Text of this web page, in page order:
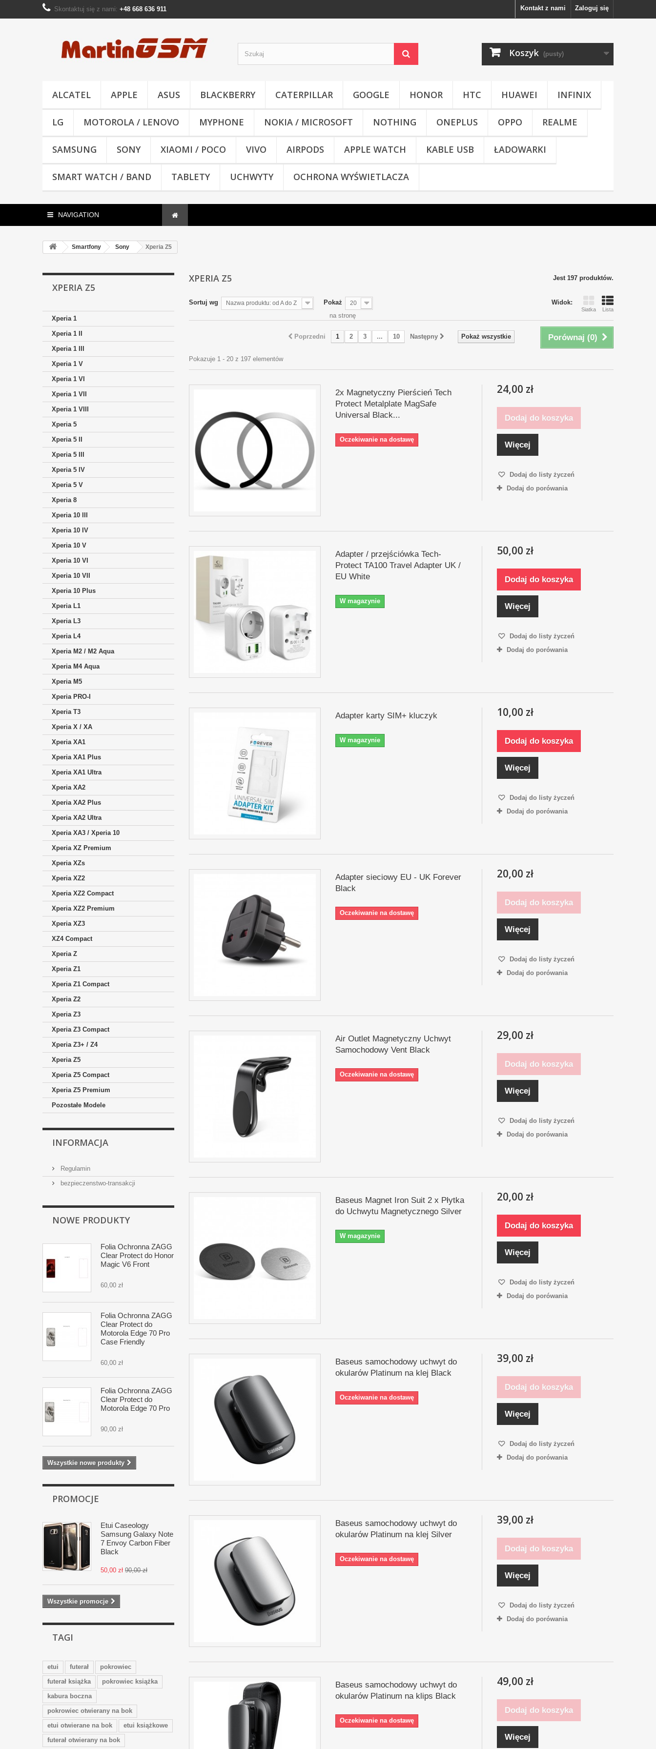
Zaloguj się
Kontakt z nami
Skontaktuj się z nami: +48 668 636 911
Koszyk (pusty)
ALCATEL APPLE ASUS BLACKBERRY CATERPILLAR GOOGLE HONOR HTC HUAWEI INFINIX
LG MOTOROLA / LENOVO MYPHONE NOKIA / MICROSOFT NOTHING ONEPLUS OPPO REALME
SAMSUNG SONY XIAOMI / POCO VIVO AIRPODS APPLE WATCH KABLE USB ŁADOWARKI
SMART WATCH / BAND TABLETY UCHWYTY OCHRONA WYŚWIETLACZA
NAVIGATION
Smartfony Sony Xperia Z5
XPERIA Z5
Xperia 1
Xperia 1 II
Xperia 1 III
Xperia 1 V
Xperia 1 VI
Xperia 1 VII
Xperia 1 VIII
Xperia 5
Xperia 5 II
Xperia 5 III
Xperia 5 IV
Xperia 5 V
Xperia 8
Xperia 10 III
Xperia 10 IV
Xperia 10 V
Xperia 10 VI
Xperia 10 VII
Xperia 10 Plus
Xperia L1
Xperia L3
Xperia L4
Xperia M2 / M2 Aqua
Xperia M4 Aqua
Xperia M5
Xperia PRO-I
Xperia T3
Xperia X / XA
Xperia XA1
Xperia XA1 Plus
Xperia XA1 Ultra
Xperia XA2
Xperia XA2 Plus
Xperia XA2 Ultra
Xperia XA3 / Xperia 10
Xperia XZ Premium
Xperia XZs
Xperia XZ2
Xperia XZ2 Compact
Xperia XZ2 Premium
Xperia XZ3
XZ4 Compact
Xperia Z
Xperia Z1
Xperia Z1 Compact
Xperia Z2
Xperia Z3
Xperia Z3 Compact
Xperia Z3+ / Z4
Xperia Z5
Xperia Z5 Compact
Xperia Z5 Premium
Pozostałe Modele
INFORMACJA
Regulamin
bezpieczenstwo-transakcji
NOWE PRODUKTY
Folia Ochronna ZAGG
Clear Protect do Honor
Magic V6 Front
60,00 zł
Folia Ochronna ZAGG
Clear Protect do
Motorola Edge 70 Pro
Case Friendly
60,00 zł
Folia Ochronna ZAGG
Clear Protect do
Motorola Edge 70 Pro
90,00 zł
Wszystkie nowe produkty
PROMOCJE
Etui Caseology
Samsung Galaxy Note
7 Envoy Carbon Fiber
Black
50,00 zł 90,00 zł
Wszystkie promocje
TAGI
etui futerał
pokrowiec
futerał książka
pokrowiec książka
kabura boczna
pokrowiec otwierany na bok
etui otwierane na bok
etui książkowe
futerał otwierany na bok
XPERIA Z5 Jest 197 produktów.
Widok:
Siatka Lista
Sortuj wg Nazwa produktu: od A do Z Pokaż 20
na stronę
Porównaj (0)
Pokaż wszystkie
Poprzedni 1 2 3 ... 10 Następny
Pokazuje 1 - 20 z 197 elementów
2x Magnetyczny Pierścień Tech
Protect Metalplate MagSafe
Universal Black...
Oczekiwanie na dostawę
24,00 zł
Dodaj do koszyka
Więcej
Dodaj do listy życzeń
Dodaj do porówania
Adapter / przejściówka Tech-
Protect TA100 Travel Adapter UK /
EU White
W magazynie
50,00 zł
Dodaj do koszyka
Więcej
Dodaj do listy życzeń
Dodaj do porówania
Adapter karty SIM+ kluczyk
W magazynie
10,00 zł
Dodaj do koszyka
Więcej
Dodaj do listy życzeń
Dodaj do porówania
Adapter sieciowy EU - UK Forever
Black
Oczekiwanie na dostawę
20,00 zł
Dodaj do koszyka
Więcej
Dodaj do listy życzeń
Dodaj do porówania
Air Outlet Magnetyczny Uchwyt
Samochodowy Vent Black
Oczekiwanie na dostawę
29,00 zł
Dodaj do koszyka
Więcej
Dodaj do listy życzeń
Dodaj do porówania
Baseus Magnet Iron Suit 2 x Płytka
do Uchwytu Magnetycznego Silver
W magazynie
20,00 zł
Dodaj do koszyka
Więcej
Dodaj do listy życzeń
Dodaj do porówania
Baseus samochodowy uchwyt do
okularów Platinum na klej Black
Oczekiwanie na dostawę
39,00 zł
Dodaj do koszyka
Więcej
Dodaj do listy życzeń
Dodaj do porówania
Baseus samochodowy uchwyt do
okularów Platinum na klej Silver
Oczekiwanie na dostawę
39,00 zł
Dodaj do koszyka
Więcej
Dodaj do listy życzeń
Dodaj do porówania
Baseus samochodowy uchwyt do
okularów Platinum na klips Black
Oczekiwanie na dostawę
49,00 zł
Dodaj do koszyka
Więcej